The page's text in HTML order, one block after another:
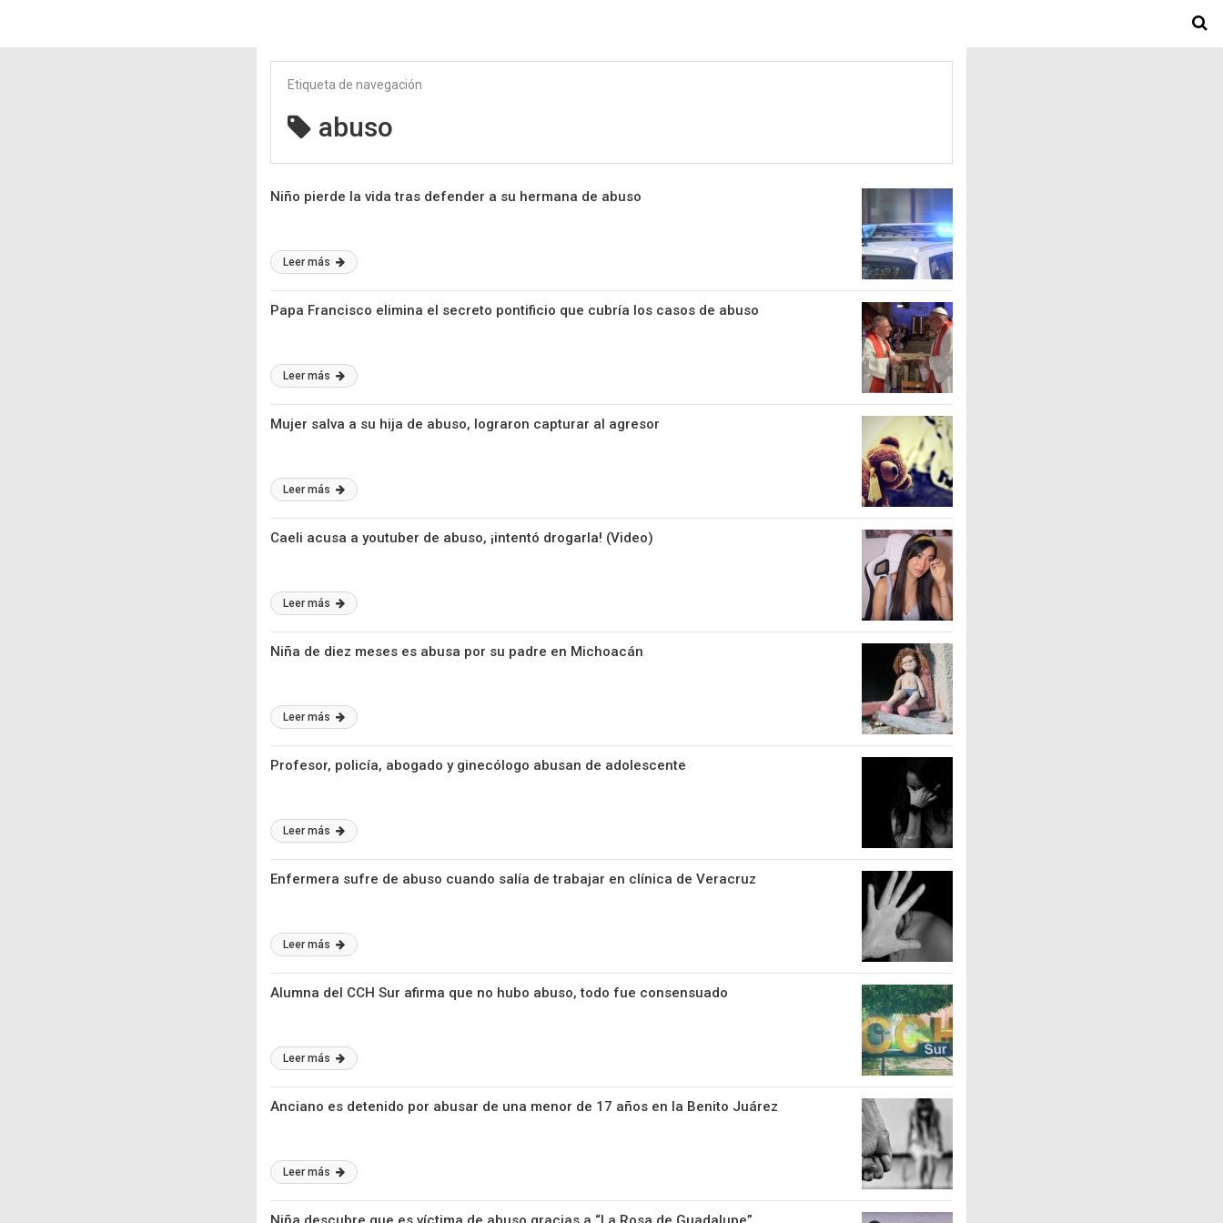
Etiqueta de navegación
abuso
Niño pierde la vida tras defender a su hermana de abuso
Leer más
Papa Francisco elimina el secreto pontificio que cubría los casos de abuso
Leer más
Mujer salva a su hija de abuso, lograron capturar al agresor
Leer más
Caeli acusa a youtuber de abuso, ¡intentó drogarla! (Video)
Leer más
Niña de diez meses es abusa por su padre en Michoacán
Leer más
Profesor, policía, abogado y ginecólogo abusan de adolescente
Leer más
Enfermera sufre de abuso cuando salía de trabajar en clínica de Veracruz
Leer más
Alumna del CCH Sur afirma que no hubo abuso, todo fue consensuado
Leer más
Anciano es detenido por abusar de una menor de 17 años en la Benito Juárez
Leer más